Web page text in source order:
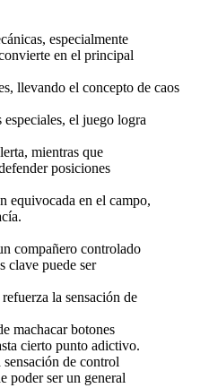
especialmente
en el principal
llevando el concepto de caos
el juego logra
mientras que
posiciones
equivocada en el campo,
compañero controlado
clave puede ser
la sensación de
machacar botones
cierto punto adictivo.
de control
poder ser un general